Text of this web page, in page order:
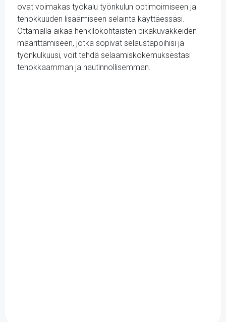
ovat voimakas työkalu työnkulun optimoimiseen ja
tehokkuuden lisäämiseen selainta käyttäessäsi.
Ottamalla aikaa henkilökohtaisten pikakuvakkeiden
määrittämiseen, jotka sopivat selaustapoihisi ja
työnkulkuusi, voit tehdä selaamiskokemuksestasi
tehokkaamman ja nautinnollisemman.